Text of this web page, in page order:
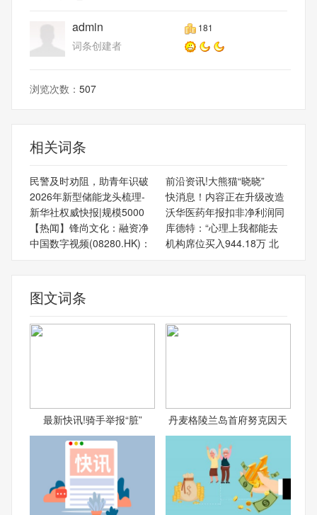
admin 181
词条创建者
浏览次数： 507
相关词条
民警及时劝阻，助青年识破
前沿资讯!大熊猫“晓晓”
2026年新型储能龙头梳理-
快消息！内容正在升级改造
新华社权威快报|规模5000
沃华医药年报扣非净利润同
【热闻】锋尚文化：融资净
库德特：“心理上我都能去
中国数字视频(08280.HK)：
机构席位买入944.18万 北
图文词条
最新快讯!骑手举报“脏” 丹麦格陵兰岛首府努克因天